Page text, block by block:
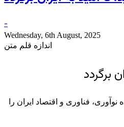
-
Wednesday, 6th August, 2025
اندازه قلم متن
فناوری و اقتصاد ایران را